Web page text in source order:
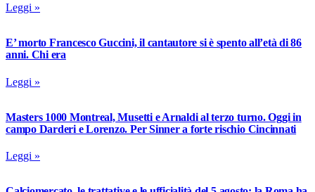
Leggi »
E’ morto Francesco Guccini, il cantautore si è spento all’età di 86
anni. Chi era
Leggi »
Masters 1000 Montreal, Musetti e Arnaldi al terzo turno. Oggi in
campo Darderi e Lorenzo. Per Sinner a forte rischio Cincinnati
Leggi »